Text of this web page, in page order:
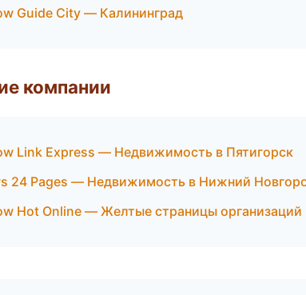
Guide City — Калининград
компании
Link Express — Недвижимость в Пятигорск
24 Pages — Недвижимость в Нижний
Hot Online — Желтые страницы организаций